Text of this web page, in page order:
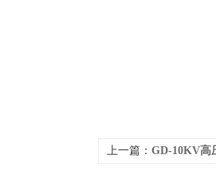
上一篇： GD-10KV高